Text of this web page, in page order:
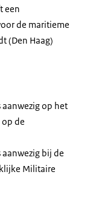
een
de maritieme
(Den Haag)
aanwezig op het
de
aanwezig bij de
Militaire